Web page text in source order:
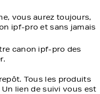
vous aurez toujours,
ipf-pro et sans jamais
canon ipf-pro des
Tous les produits
lien de suivi vous est